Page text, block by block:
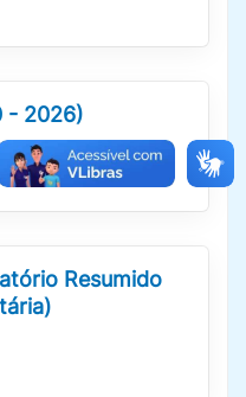
- 2026)
Resumido